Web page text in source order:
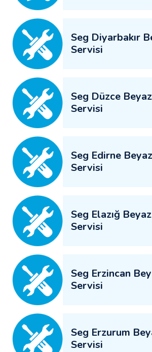
Seg Diyarbakır
Servisi
Seg Düzce
Servisi
Seg Edirne
Servisi
Seg Elazığ
Servisi
Seg Erzincan
Servisi
Seg Erzurum
Servisi